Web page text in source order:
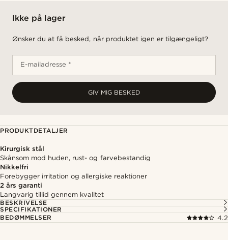
Ikke på lager
Ønsker du at få besked, når produktet igen er tilgængeligt?
E-mailadresse *
GIV MIG BESKED
PRODUKTDETALJER
Kirurgisk stål
Skånsom mod huden, rust- og farvebestandig
Nikkelfri
Forebygger irritation og allergiske reaktioner
2 års garanti
Langvarig tillid gennem kvalitet
BESKRIVELSE
SPECIFIKATIONER
BEDØMMELSER
4.2